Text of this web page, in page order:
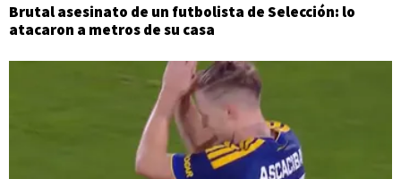
Brutal asesinato de un futbolista de Selección: lo
atacaron a metros de su casa